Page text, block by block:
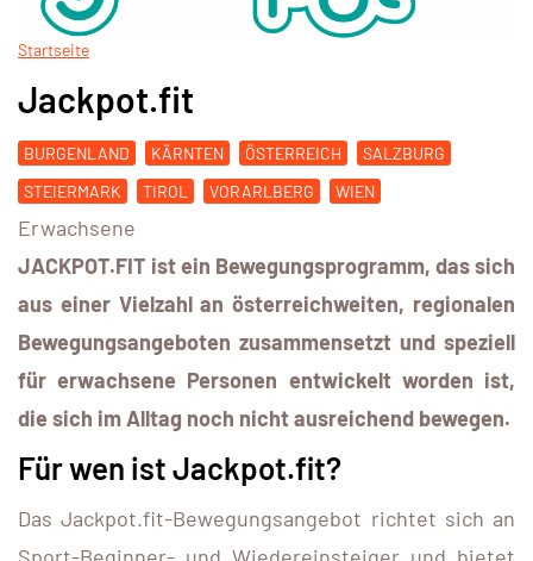
Startseite
Jackpot.fit
BURGENLAND KÄRNTEN ÖSTERREICH
SALZBURG
STEIERMARK
TIROL VORARLBERG WIEN
Erwachsene
JACKPOT.FIT ist ein Bewegungsprogramm, das sich
aus einer Vielzahl an österreichweiten, regionalen
Bewegungsangeboten zusammensetzt und speziell
für erwachsene Personen entwickelt worden ist,
die sich im Alltag noch nicht ausreichend bewegen.
Für wen ist Jackpot.fit?
Das Jackpot.fit-Bewegungsangebot richtet sich an